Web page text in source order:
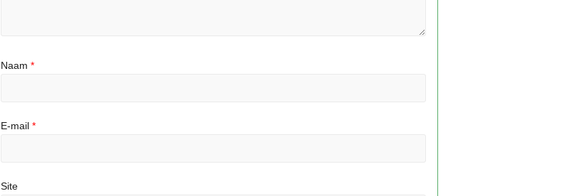
Naam *
E-mail *
Site